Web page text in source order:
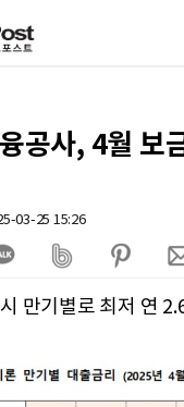
공사, 4월 보
03-25 15:26
만기별로 최저 연